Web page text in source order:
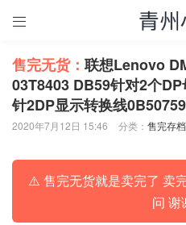

售完无货： 联想Lenovo
03T8403 DB59针对2个
针2DP显示转换线0B50759
2020年7月12日 15:46 分类： 售完存档
⚠️ 售完无货就是卖完了 卖
问